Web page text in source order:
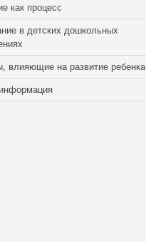
как процесс
в детских дошкольных
влияющие на развитие ребенка